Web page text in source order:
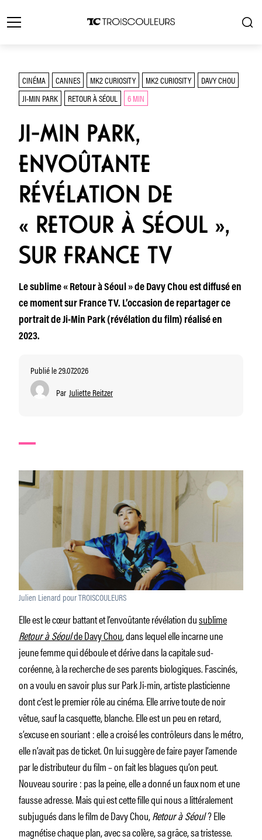
CINÉMA CANNES MK2 CURIOSITY MK2 CURIOSITY
DAVY CHOU
JI-MIN PARK
RETOUR À SÉOUL 6 MIN
JI-MIN PARK,
ENVOÛTANTE
RÉVÉLATION DE
« RETOUR À SÉOUL »,
SUR FRANCE TV
Le sublime « Retour à Séoul » de Davy Chou est diffusé en
ce moment sur France TV. L’occasion de repartager ce
portrait de Ji-Min Park (révélation du film) réalisé en
2023.
Publié le 29.07.2026
Par Juliette Reitzer
Julien Lienard pour TROISCOULEURS
Elle est le cœur battant et l’envoûtante révélation dusublime
Retour à Séoulde Davy Chou, dans lequel elle incarne une
jeune femme qui déboule et dérive dans la capitale sud-
coréenne, à la recherche de ses parents biologiques. Fascinés,
on a voulu en savoir plus sur Park Ji-min, artiste plasticienne
dont c’est le premier rôle au cinéma. Elle arrive toute de noir
vêtue, sauf la casquette, blanche. Elle est un peu en retard,
s’excuse en souriant : elle a croisé les contrôleurs dans le métro,
elle n’avait pas de ticket. On lui suggère de faire payer l’amende
par le distributeur du film – on fait les blagues qu’on peut.
Nouveau sourire : pas la peine, elle a donné un faux nom et une
fausse adresse. Mais qui est cette fille qui nous a littéralement
subjugués dans le film de Davy Chou,Retour à Séoul? Elle
magnétise chaque plan, avec sa colère, sa grâce, sa tristesse.